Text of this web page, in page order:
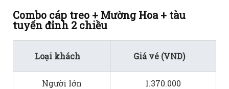
Combo cáp treo + Mường Hoa + tàu
tuyến đỉnh 2 chiều
Loại khách Giá vé (VND)
Người lớn 1.370.000